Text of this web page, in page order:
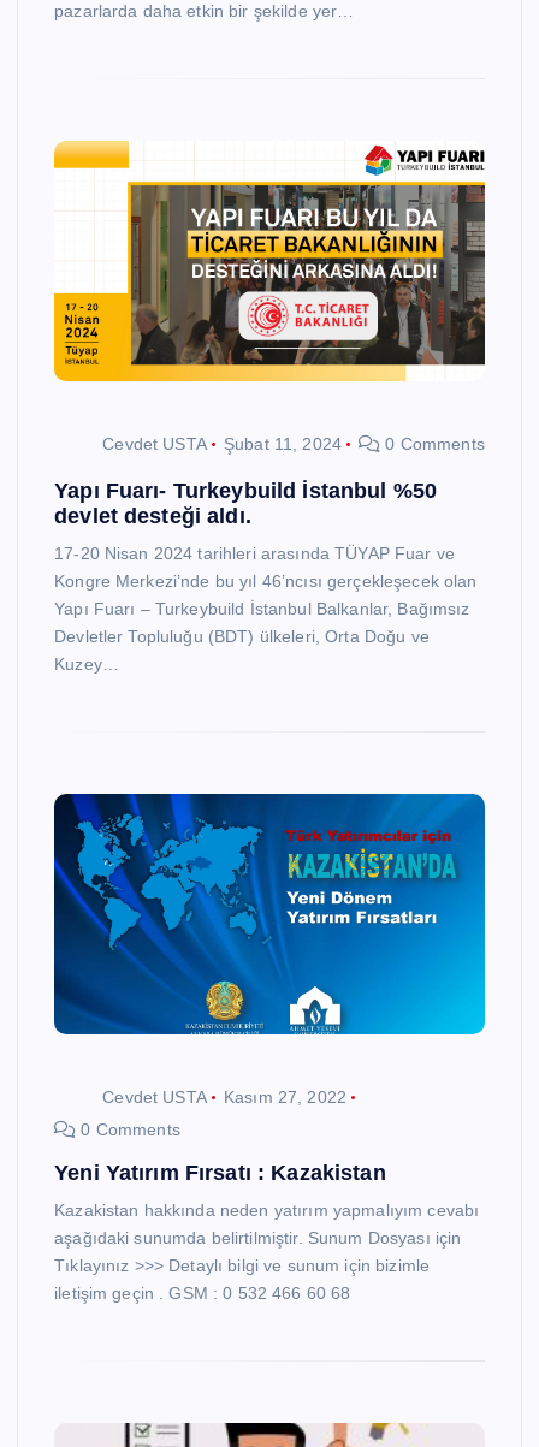
pazarlarda daha etkin bir şekilde yer…
Cevdet USTA Şubat 11, 2024 0 Comments
Yapı Fuarı- Turkeybuild İstanbul %50
devlet desteği aldı.
17-20 Nisan 2024 tarihleri arasında TÜYAP Fuar ve
Kongre Merkezi’nde bu yıl 46’ncısı gerçekleşecek olan
Yapı Fuarı – Turkeybuild İstanbul Balkanlar, Bağımsız
Devletler Topluluğu (BDT) ülkeleri, Orta Doğu ve
Kuzey…
Cevdet USTA
Kasım 27, 2022
0 Comments
Yeni Yatırım Fırsatı : Kazakistan
Kazakistan hakkında neden yatırım yapmalıyım cevabı
aşağıdaki sunumda belirtilmiştir. Sunum Dosyası için
Tıklayınız >>> Detaylı bilgi ve sunum için bizimle
iletişim geçin . GSM : 0 532 466 60 68